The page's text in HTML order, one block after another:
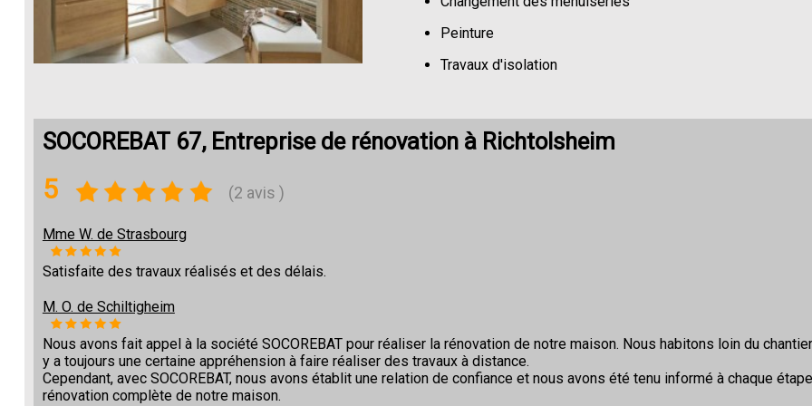
Peinture
Travaux d'isolation
SOCOREBAT 67, Entreprise de rénovation à Richtolsheim
5 (2 avis )
Mme W. de Strasbourg
Satisfaite des travaux réalisés et des délais.
M. O. de Schiltigheim
Nous avons fait appel à la société SOCOREBAT pour réaliser la rénovation de notre maison. Nous habitons loin du
y a toujours une certaine appréhension à faire réaliser des travaux à distance.
Cependant, avec SOCOREBAT, nous avons établit une relation de confiance et nous avons été tenu informé à chaque
rénovation complète de notre maison.